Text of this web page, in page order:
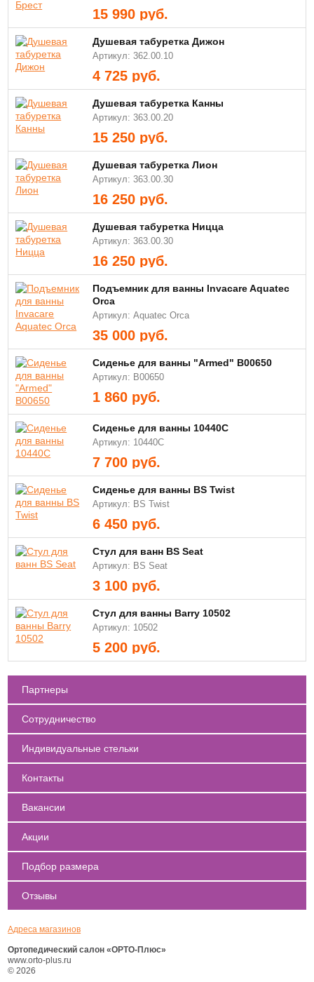
15 990 руб.
Душевая табуретка Дижон
Артикул: 362.00.10
4 725 руб.
Душевая табуретка Канны
Артикул: 363.00.20
15 250 руб.
Душевая табуретка Лион
Артикул: 363.00.30
16 250 руб.
Душевая табуретка Ницца
Артикул: 363.00.30
16 250 руб.
Подъемник для ванны Invacare Aquatec
Orca
Артикул: Aquatec Orca
35 000 руб.
Сиденье для ванны "Armed" В00650
Артикул: В00650
1 860 руб.
Сиденье для ванны 10440C
Артикул: 10440C
7 700 руб.
Сиденье для ванны BS Twist
Артикул: BS Twist
6 450 руб.
Стул для ванн BS Seat
Артикул: BS Seat
3 100 руб.
Стул для ванны Barry 10502
Артикул: 10502
5 200 руб.
Партнеры
Сотрудничество
Индивидуальные стельки
Контакты
Вакансии
Акции
Подбор размера
Отзывы
Адреса магазинов
Ортопедический салон «ОРТО-Плюс»
www.orto-plus.ru
© 2026